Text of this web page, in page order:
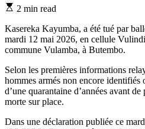
Estimated
time
2 min read
Kasereka Kayumba, a été tué par
mardi 12 mai 2026, en cellule
commune Vulamba, à Butembo.
Selon les premières informations
hommes armés non encore
d’une quarantaine d’années avant
morte sur place.
Dans une déclaration publiée ce